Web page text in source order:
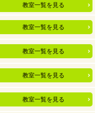
教室一覧を見る
教室一覧を見る
教室一覧を見る
教室一覧を見る
教室一覧を見る